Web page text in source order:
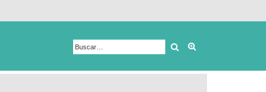
Buscar